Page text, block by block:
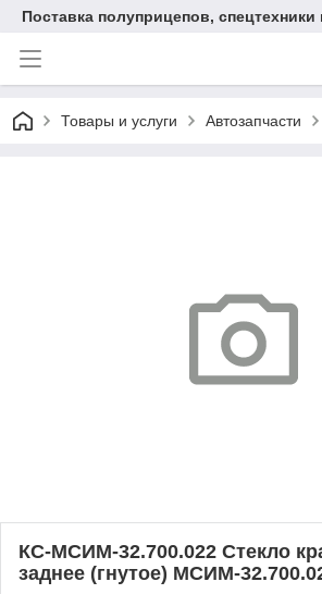
Поставка полуприцепов,
Товары и услуги Автозапчасти
КС-МСИМ-32.700.022 Стекло
заднее (гнутое) МСИМ-